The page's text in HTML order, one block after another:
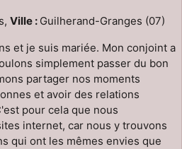
Ville : Guilherand-Granges (07)
et je suis mariée. Mon conjoint a
simplement passer du bon
partager nos moments
et avoir des relations
pour cela que nous
internet, car nous y trouvons
qui ont les mêmes envies que